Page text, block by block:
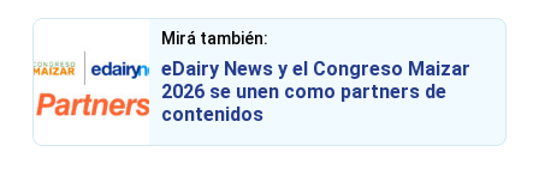
Mirá también:
eDairy News y el Congreso Maizar
2026 se unen como partners de
contenidos